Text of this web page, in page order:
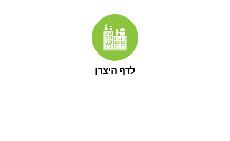
לדף היצרן